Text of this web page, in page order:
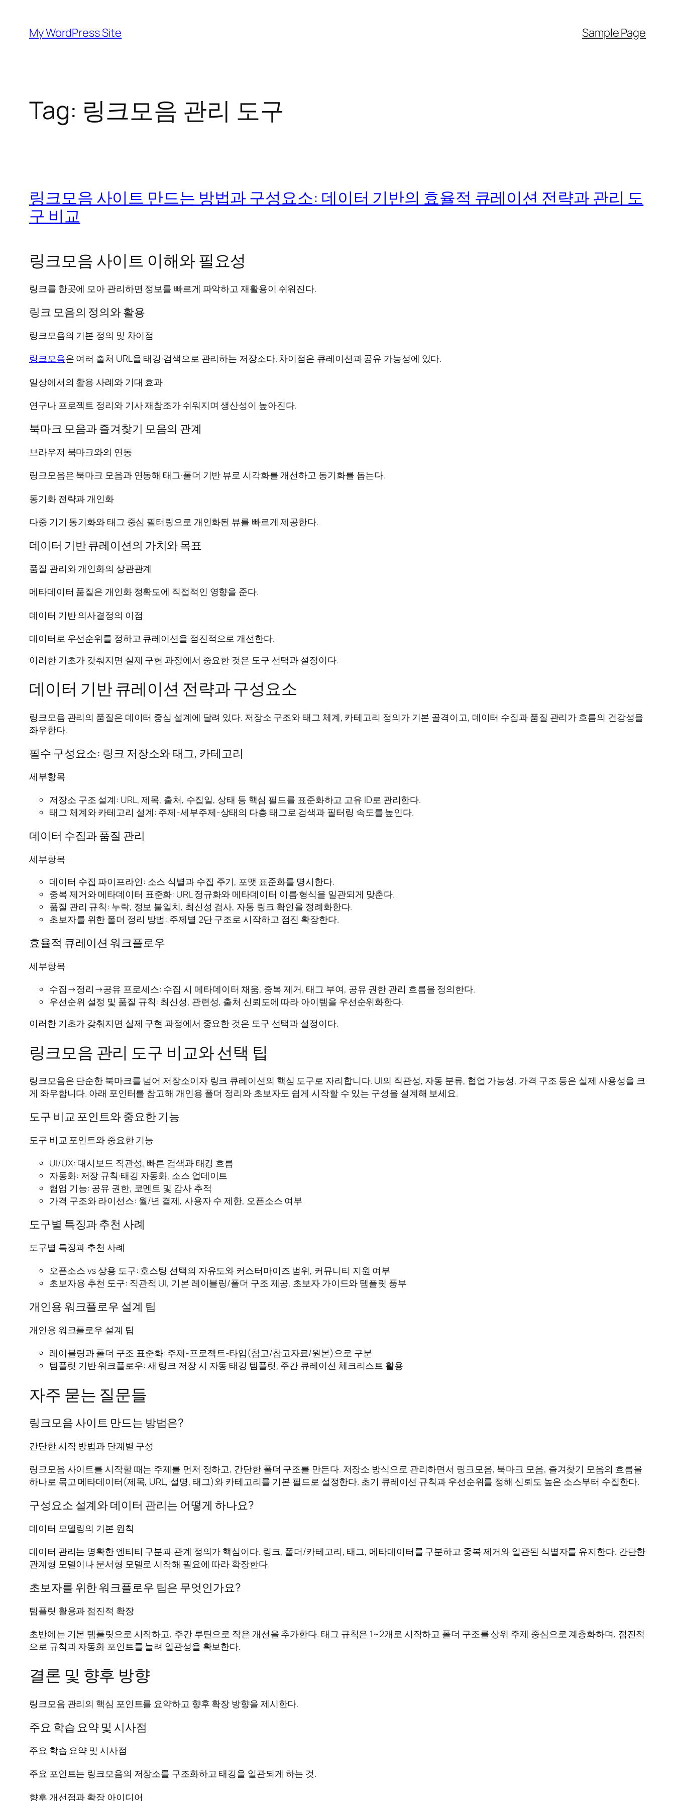
content
My WordPress Site Sample Page
Tag: 링크모음 관리 도구
링크모음 사이트 만드는 방법과 구성요소: 데이터 기반의 효율적 큐레이션 전략과 관리 도
구 비교
링크모음 사이트 이해와 필요성
링크를 한곳에 모아 관리하면 정보를 빠르게 파악하고 재활용이 쉬워진다.
링크 모음의 정의와 활용
링크모음의 기본 정의 및 차이점
링크모음은 여러 출처 URL을 태깅·검색으로 관리하는 저장소다. 차이점은 큐레이션과 공유 가능성에 있다.
일상에서의 활용 사례와 기대 효과
연구나 프로젝트 정리와 기사 재참조가 쉬워지며 생산성이 높아진다.
북마크 모음과 즐겨찾기 모음의 관계
브라우저 북마크와의 연동
링크모음은 북마크 모음과 연동해 태그·폴더 기반 뷰로 시각화를 개선하고 동기화를 돕는다.
동기화 전략과 개인화
다중 기기 동기화와 태그 중심 필터링으로 개인화된 뷰를 빠르게 제공한다.
데이터 기반 큐레이션의 가치와 목표
품질 관리와 개인화의 상관관계
메타데이터 품질은 개인화 정확도에 직접적인 영향을 준다.
데이터 기반 의사결정의 이점
데이터로 우선순위를 정하고 큐레이션을 점진적으로 개선한다.
이러한 기초가 갖춰지면 실제 구현 과정에서 중요한 것은 도구 선택과 설정이다.
데이터 기반 큐레이션 전략과 구성요소
링크모음 관리의 품질은 데이터 중심 설계에 달려 있다. 저장소 구조와 태그 체계, 카테고리 정의가 기본 골격이고, 데이터 수집과 품질 관리가 흐름의 건강성을
좌우한다.
필수 구성요소: 링크 저장소와 태그, 카테고리
세부항목
저장소 구조 설계: URL, 제목, 출처, 수집일, 상태 등 핵심 필드를 표준화하고 고유 ID로 관리한다.
태그 체계와 카테고리 설계: 주제-세부주제-상태의 다층 태그로 검색과 필터링 속도를 높인다.
데이터 수집과 품질 관리
세부항목
데이터 수집 파이프라인: 소스 식별과 수집 주기, 포맷 표준화를 명시한다.
중복 제거와 메타데이터 표준화: URL 정규화와 메타데이터 이름·형식을 일관되게 맞춘다.
품질 관리 규칙: 누락, 정보 불일치, 최신성 검사, 자동 링크 확인을 정례화한다.
초보자를 위한 폴더 정리 방법: 주제별 2단 구조로 시작하고 점진 확장한다.
효율적 큐레이션 워크플로우
세부항목
수집→정리→공유 프로세스: 수집 시 메타데이터 채움, 중복 제거, 태그 부여, 공유 권한 관리 흐름을 정의한다.
우선순위 설정 및 품질 규칙: 최신성, 관련성, 출처 신뢰도에 따라 아이템을 우선순위화한다.
이러한 기초가 갖춰지면 실제 구현 과정에서 중요한 것은 도구 선택과 설정이다.
링크모음 관리 도구 비교와 선택 팁
링크모음은 단순한 북마크를 넘어 저장소이자 링크 큐레이션의 핵심 도구로 자리합니다. UI의 직관성, 자동 분류, 협업 가능성, 가격 구조 등은 실제 사용성을 크
게 좌우합니다. 아래 포인터를 참고해 개인용 폴더 정리와 초보자도 쉽게 시작할 수 있는 구성을 설계해 보세요.
도구 비교 포인트와 중요한 기능
도구 비교 포인트와 중요한 기능
UI/UX: 대시보드 직관성, 빠른 검색과 태깅 흐름
자동화: 저장 규칙·태깅 자동화, 소스 업데이트
협업 기능: 공유 권한, 코멘트 및 감사 추적
가격 구조와 라이선스: 월/년 결제, 사용자 수 제한, 오픈소스 여부
도구별 특징과 추천 사례
도구별 특징과 추천 사례
오픈소스 vs 상용 도구: 호스팅 선택의 자유도와 커스터마이즈 범위, 커뮤니티 지원 여부
초보자용 추천 도구: 직관적 UI, 기본 레이블링/폴더 구조 제공, 초보자 가이드와 템플릿 풍부
개인용 워크플로우 설계 팁
개인용 워크플로우 설계 팁
레이블링과 폴더 구조 표준화: 주제-프로젝트-타입(참고/참고자료/원본)으로 구분
템플릿 기반 워크플로우: 새 링크 저장 시 자동 태깅 템플릿, 주간 큐레이션 체크리스트 활용
자주 묻는 질문들
링크모음 사이트 만드는 방법은?
간단한 시작 방법과 단계별 구성
링크모음 사이트를 시작할 때는 주제를 먼저 정하고, 간단한 폴더 구조를 만든다. 저장소 방식으로 관리하면서 링크모음, 북마크 모음, 즐겨찾기 모음의 흐름을
하나로 묶고 메타데이터(제목, URL, 설명, 태그)와 카테고리를 기본 필드로 설정한다. 초기 큐레이션 규칙과 우선순위를 정해 신뢰도 높은 소스부터 수집한다.
구성요소 설계와 데이터 관리는 어떻게 하나요?
데이터 모델링의 기본 원칙
데이터 관리는 명확한 엔티티 구분과 관계 정의가 핵심이다. 링크, 폴더/카테고리, 태그, 메타데이터를 구분하고 중복 제거와 일관된 식별자를 유지한다. 간단한
관계형 모델이나 문서형 모델로 시작해 필요에 따라 확장한다.
초보자를 위한 워크플로우 팁은 무엇인가요?
템플릿 활용과 점진적 확장
초반에는 기본 템플릿으로 시작하고, 주간 루틴으로 작은 개선을 추가한다. 태그 규칙은 1~2개로 시작하고 폴더 구조를 상위 주제 중심으로 계층화하며, 점진적
으로 규칙과 자동화 포인트를 늘려 일관성을 확보한다.
결론 및 향후 방향
링크모음 관리의 핵심 포인트를 요약하고 향후 확장 방향을 제시한다.
주요 학습 요약 및 시사점
주요 학습 요약 및 시사점
주요 포인트는 링크모음의 저장소를 구조화하고 태깅을 일관되게 하는 것.
향후 개선점과 확장 아이디어